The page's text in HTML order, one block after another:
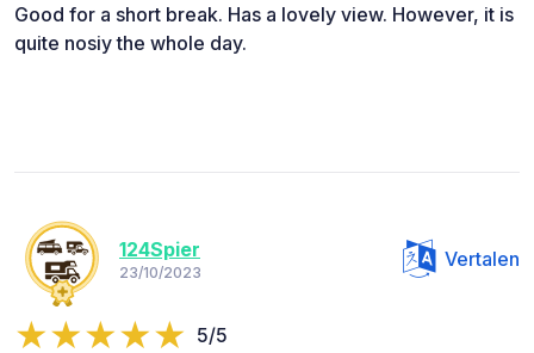
Good for a short break. Has a lovely view. However, it is
quite nosiy the whole day.
124Spier
23/10/2023
Vertalen
5/5